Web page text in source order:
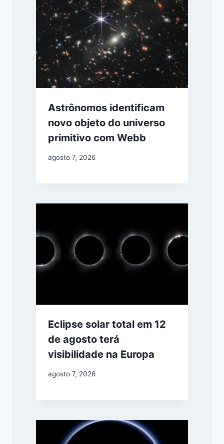
Astrônomos identificam
novo objeto do universo
primitivo com Webb
agosto 7, 2026
Eclipse solar total em 12
de agosto terá
visibilidade na Europa
agosto 7, 2026